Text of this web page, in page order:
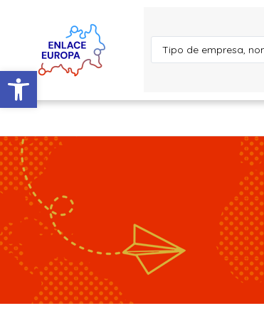
Abrir barra de herramientas